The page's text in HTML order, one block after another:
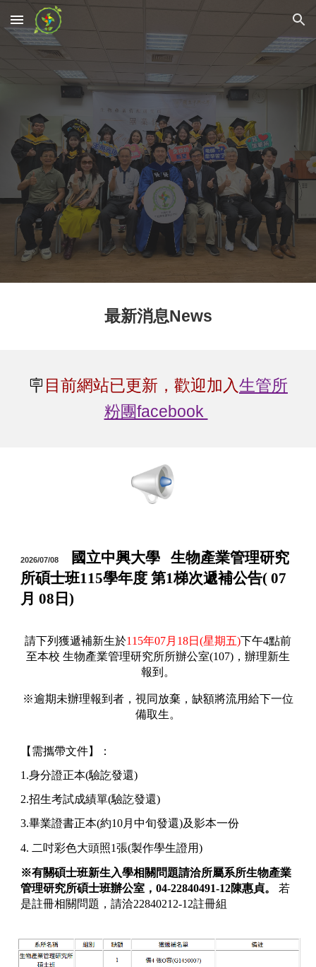
Skip to main content Skip to navigation
最新消息News
🪧 目前網站已更新，歡迎加入生管所
粉團facebook
2026/07/08
國立中興大學 生物產業管理研究
所碩士班115學年度 第1梯次遞補公告( 07
月08 日)
請下列獲遞補新生於115年07月 18日(星期五)下午4點前
至本校 生物產業管理研究所所辦公室(107)，辦理新生
報到。
※逾期未辦理報到者，視同放棄，缺額將流用給下一位
備取生。
【需攜帶文件】：
1.身分證正本(驗訖發還)
2.招生考試成績單(驗訖發還)
3.畢業證書正本(約10月中旬發還)及影本一份
4. 二吋彩色大頭照1張(製作學生證用)
※有關碩士班新生入學相關問題請洽所屬系所生物產業
管理研究所碩士班辦公室，04-22840491-12陳惠貞。
若
是註冊相關問題，請洽22840212-12註冊組